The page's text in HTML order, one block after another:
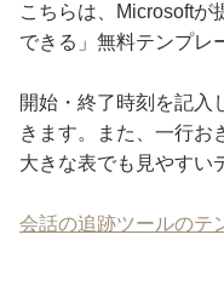
こちらは、Microsoftが
できる」無料テンプレ
開始・終了時刻を記入
きます。また、一行お
大きな表でも見やすい
会話の追跡ツールのテ